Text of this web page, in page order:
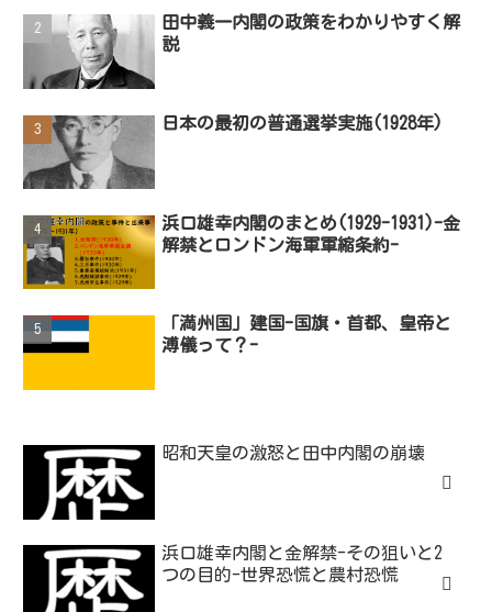
田中義一内閣の政策をわかりやすく解
説
日本の最初の普通選挙実施(1928年)
浜口雄幸内閣のまとめ(1929-1931)-金
解禁とロンドン海軍軍縮条約-
「満州国」建国-国旗・首都、皇帝と
溥儀って？-
昭和天皇の激怒と田中内閣の崩壊
浜口雄幸内閣と金解禁-その狙いと2
つの目的-世界恐慌と農村恐慌